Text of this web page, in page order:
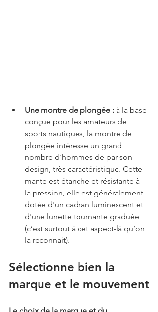
Une montre de plongée : à la base
conçue pour les amateurs de
sports nautiques, la montre de
plongée intéresse un grand
nombre d’hommes de par son
design, très caractéristique. Cette
mante est étanche et résistante à
la pression, elle est généralement
dotée d'un cadran luminescent et
d'une lunette tournante graduée
(c’est surtout à cet aspect-là qu’on
la reconnait).
Sélectionne bien la
marque et le mouvement
Le choix de la marque et du